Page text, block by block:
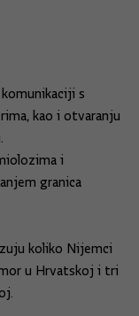
s
kao i otvaranju
i
granica
koliko Nijemci
u Hrvatskoj i tri